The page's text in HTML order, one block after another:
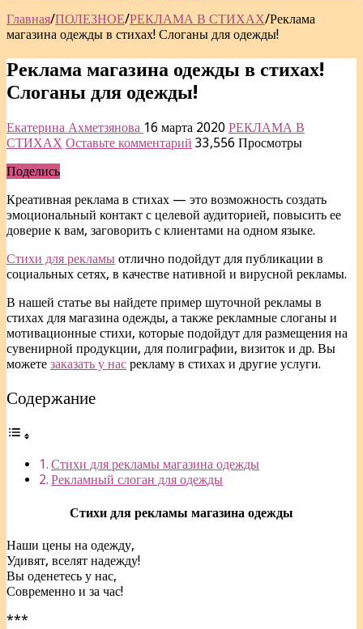
Главная/ПОЛЕЗНОЕ/РЕКЛАМА В СТИХАХ/Реклама
магазина одежды в стихах! Слоганы для одежды!
Реклама магазина одежды в стихах!
Слоганы для одежды!
Екатерина Ахметзянова 16 марта 2020 РЕКЛАМА В
СТИХАХ Оставьте комментарий 33,556 Просмотры
Поделись
Креативная реклама в стихах — это возможность создать
эмоциональный контакт с целевой аудиторией, повысить ее
доверие к вам, заговорить с клиентами на одном языке.
Стихи для рекламы отлично подойдут для публикации в
социальных сетях, в качестве нативной и вирусной рекламы.
В нашей статье вы найдете пример шуточной рекламы в
стихах для магазина одежды, а также рекламные слоганы и
мотивационные стихи, которые подойдут для размещения на
сувенирной продукции, для полиграфии, визиток и др. Вы
можете заказать у нас рекламу в стихах и другие услуги.
Содержание
Стихи для рекламы магазина одежды
Рекламный слоган для одежды
Стихи для рекламы магазина одежды
Наши цены на одежду,
Удивят, вселят надежду!
Вы оденетесь у нас,
Современно и за час!
***